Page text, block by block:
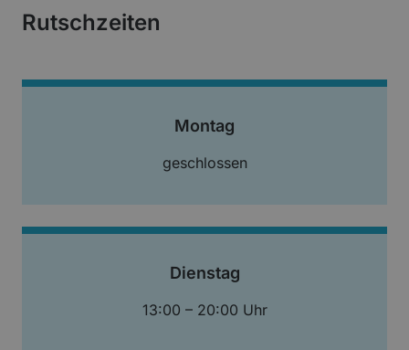
Rutschzeiten
Montag
geschlossen
Dienstag
13:00 – 20:00 Uhr